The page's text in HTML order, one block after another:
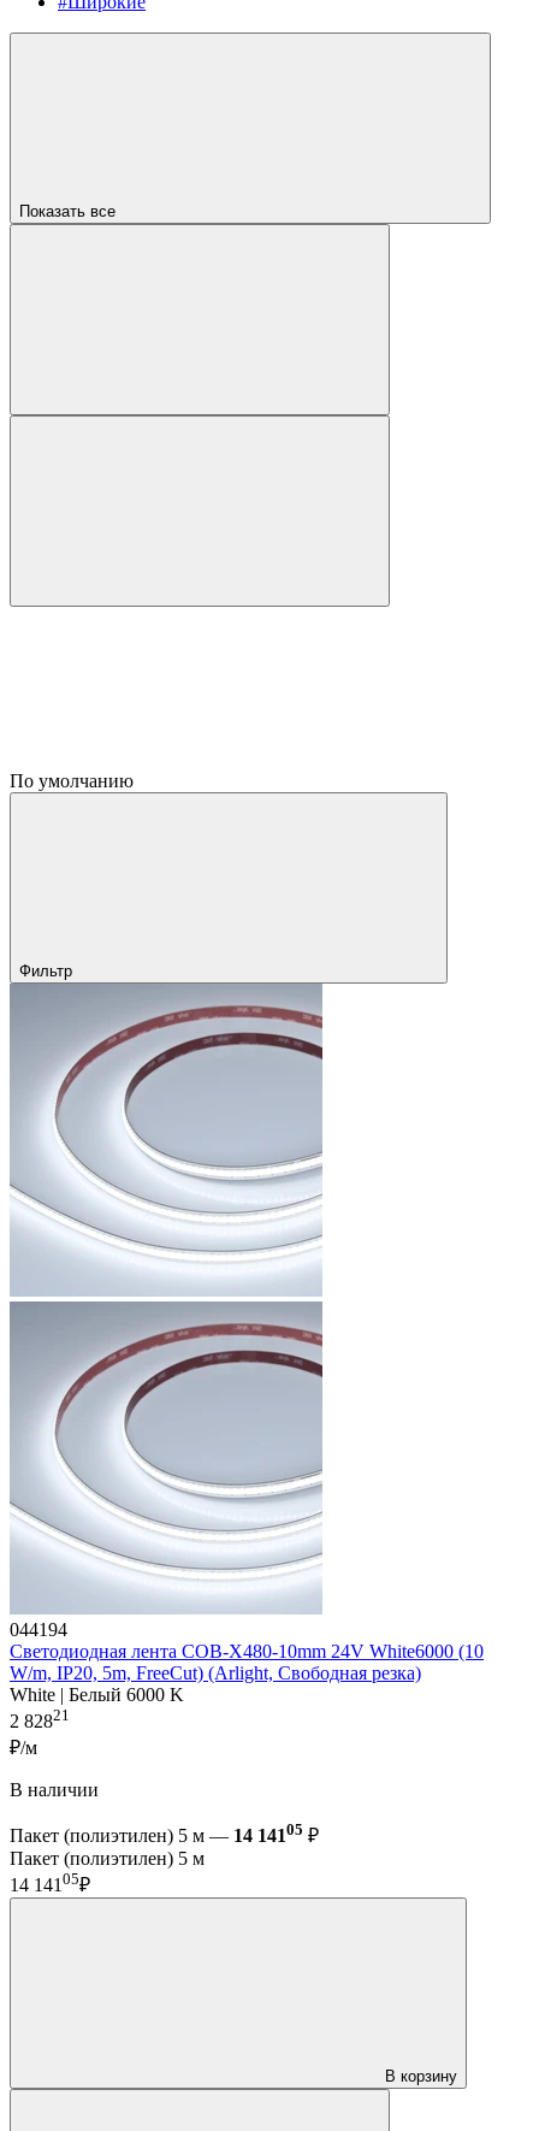
Показать все
По умолчанию
Фильтр
044194
Светодиодная лента COB-X480-10mm 24V White6000 (10
W/m, IP20, 5m, FreeCut) (Arlight, Свободная резка)
White | Белый 6000 K
2 82821
₽/м
В наличии
Пакет (полиэтилен) 5 м — 14 14105 ₽
Пакет (полиэтилен) 5 м
14 14105₽
В корзину